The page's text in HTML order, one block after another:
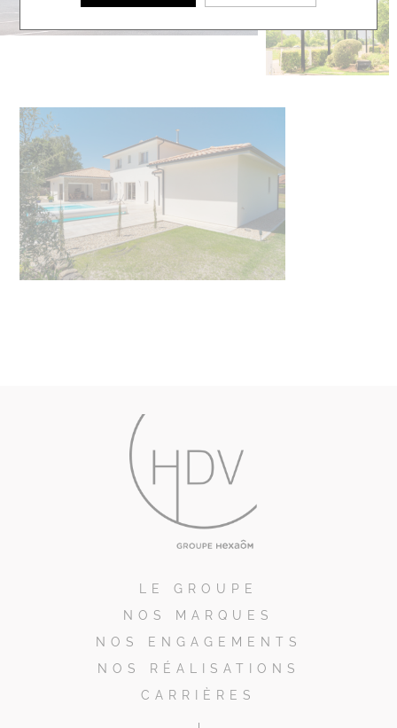
LE GROUPE
NOS MARQUES
NOS ENGAGEMENTS
NOS RÉALISATIONS
CARRIÈRES